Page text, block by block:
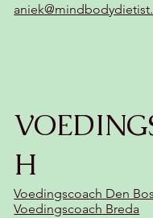
H
Voedingscoach Den
Voedingscoach Breda